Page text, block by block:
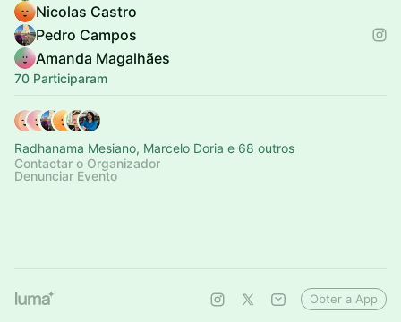
Nicolas Castro
Pedro Campos
Amanda Magalhães
70 Participaram
Radhanama Mesiano, Marcelo Doria e 68 outros
Contactar o Organizador
Denunciar Evento
Obter a App